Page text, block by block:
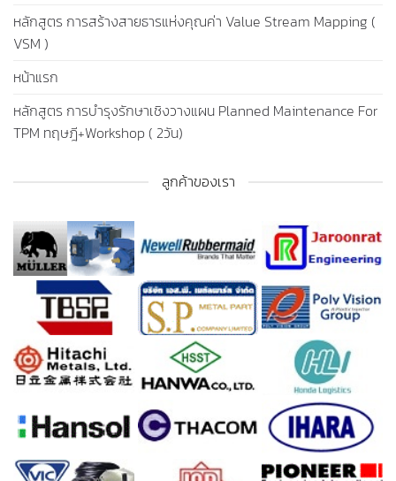
หลักสูตร การสร้างสายธารแห่งคุณค่า Value Stream Mapping (
VSM )
หน้าแรก
หลักสูตร การบำรุงรักษาเชิงวางแผน Planned Maintenance For
TPM ทฤษฎี+Workshop ( 2วัน)
ลูกค้าของเรา